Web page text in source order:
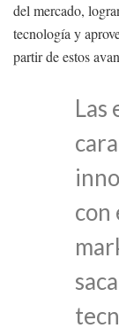
del mercado,
tecnología y
partir de estos
Las
con